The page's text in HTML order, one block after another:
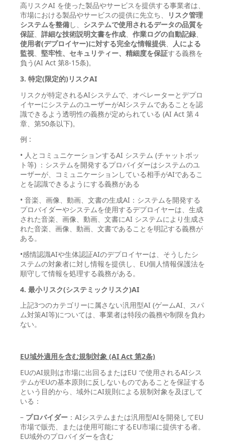
高リスクAI を使った製品やサービスを提供する事業者は、
市場における製品やサービスの提供に先立ち、
リスク管理
システムを整備し、 システムで使用されるデータの品質を
保証、 詳細な技術説明文書を作成、 作業ログの自動記録、
使用者(デプロイヤー)に対する完全な情報提供、
人による
監視、 堅牢性、セキュリティー、精細度を保証する義務を
負う(AI Act 第8-15条)。
3. 特定(限定的)リスクAI
リスクが特定されるAIシステムで、オペレーターとデプロ
イヤーにシステムのユーザーがAIシステムであることを認
識できるよう透明性の義務が定められている (AI Act 第４
章、第50条以下)。
例 :
• 人とコミュニケーションするAI システム (チャットボッ
ト等) ：システムを開発するプロバイダーはシステムのユ
ーザーが、コミュニケーションしている相手がAIであるこ
とを認識できるようにする義務がある
• 音楽、画像、動画、文書の生成AI：システムを開発する
プロバイダーやシステムを使用するデプロイヤーは、生成
された音楽、画像、動画、文書にAI システムにより生成さ
れた音楽、画像、動画、文書であることを明記する義務が
ある。
•感情認識AIや生体認証AIのデプロイヤーは、そうしたシ
ステムの対象者に対し情報を提供し、EU個人情報保護法を
順守して情報を処理する義務がある。
4. 最小リスク(システミックリスク)AI
上記3つのカテゴリーに属さない汎用型AI (ゲームAI、スパ
ム対策AI等)については、事業者は特段の義務や制限を負わ
ない。
EU域外適用を含む規制対象 (AI Act 第2条)
EUのAI規則は市場に出回るまたはEU で使用されるAIシス
テムがEUの基本原則に反しないものであることを保証する
という目的から、域外にAI規則による規制対象を及ぼして
いる：
– プロバイダー ：AIシステムまたは汎用型AIを開発してEU
市場で販売、または使用可能にするEU市場に提供する者。
EU域外のプロバイダーを含む